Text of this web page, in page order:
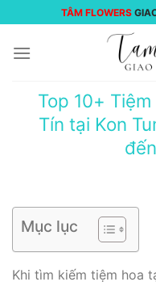
đến
nội
TÂM FLOWERS
Top 10+
Tín tại Kon
Mục lục
Khi tìm kiếm tiệm hoa